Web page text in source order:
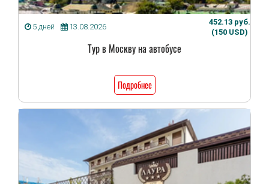
5 дней 13.08.2026
452.13 руб.
(150 USD)
Тур в Москву на автобусе
Подробнее